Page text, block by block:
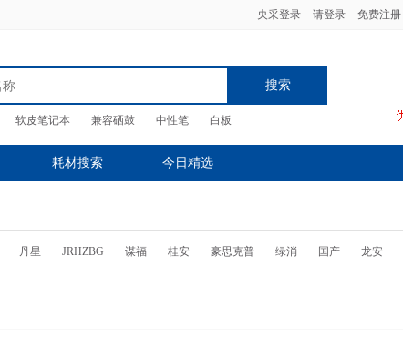
央采登录 请登录 免费注册
搜索
软皮笔记本 兼容硒鼓 中性笔 白板
耗材搜索 今日精选
丹星 JRHZBG 谋福 桂安 豪思克普 绿消 国产 龙安